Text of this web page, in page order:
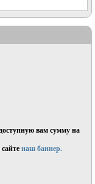
вам сумму на
наш баннер.